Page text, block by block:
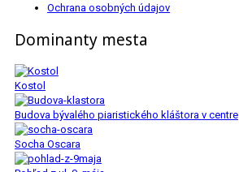
Ochrana osobných údajov
Dominanty mesta
Kostol
Budova bývalého piaristického kláštora v centre
Socha Oscara